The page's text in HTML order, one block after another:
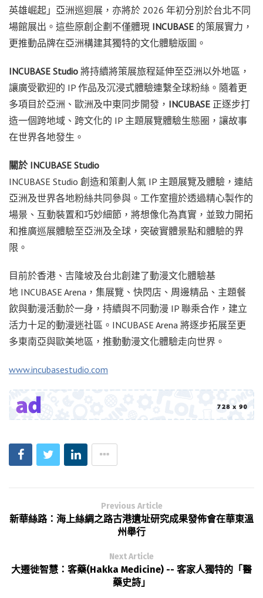
英雄崛起」亞洲巡迴展，亦將於 2026 年初分別於台北不同
場館展出。這些原創企劃不僅體現 INCUBASE 的策展實力，
更推動品牌在亞洲構建其獨特的文化體驗版圖。
INCUBASE Studio 將持續將策展旅程延伸至亞洲以外地區，
讓廣受歡迎的 IP 作品及沉浸式體驗連繫全球粉絲。隨着更
多項目於亞洲、歐洲及中東同步開發， INCUBASE 正逐步打
造一個跨地域、跨文化的 IP 主題展覽體驗生態圈，讓故事
在世界各地發生。
關於 INCUBASE Studio
INCUBASE Studio 創造和策劃人氣 IP 主題展覽及體驗，連結
亞洲及世界各地粉絲共同參與。工作室擅於透過精心製作的
場景、互動裝置和巧妙細節，將想像化為真實，並致力開拓
和推廣巡展體驗至亞洲及全球，突破實體景點和體驗的界
限。
目前於香港、吉隆坡及台北創建了動漫文化體驗基
地 INCUBASE Arena，集展覽、快閃店、周邊精品、主題餐
飲與動漫活動於一身，持續與不同動漫 IP 聯乘合作，建立
活力十足的動漫迷社區。INCUBASE Arena 將逐步拓展至更
多東南亞與歐美地區，推動動漫文化體驗走向世界。
www.incubasestudio.com
Previous Article
新華絲路：海上絲綢之路古港遺址研究成果發佈會在華東溫
州舉行
Next Article
大遷徙智慧：客藥(Hakka Medicine) -- 客家人獨特的「醫
藥史詩」